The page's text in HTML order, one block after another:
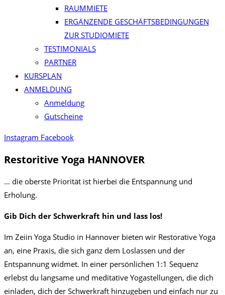
RAUMMIETE
ERGÄNZENDE GESCHÄFTSBEDINGUNGEN
ZUR STUDIOMIETE
TESTIMONIALS
PARTNER
KURSPLAN​
ANMELDUNG
Anmeldung
Gutscheine
Instagram Facebook
Restoritive Yoga HANNOVER
… die oberste Priorität ist hierbei die Entspannung und
Erholung.
Gib Dich der Schwerkraft hin und lass los!
Im Zeiin Yoga Studio in Hannover bieten wir Restorative Yoga
an, eine Praxis, die sich ganz dem Loslassen und der
Entspannung widmet. In einer persönlichen 1:1 Sequenz
erlebst du langsame und meditative Yogastellungen, die dich
einladen, dich der Schwerkraft hinzugeben und einfach nur zu